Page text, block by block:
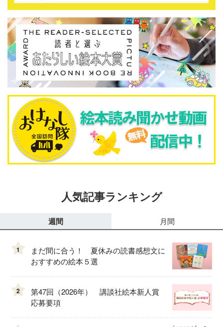
人気記事ランキング
週間 月間
1
まだ間に合う！ 夏休みの読書感想文に
おすすめの絵本５選
2
第47回（2026年） 講談社絵本新人賞
応募要項